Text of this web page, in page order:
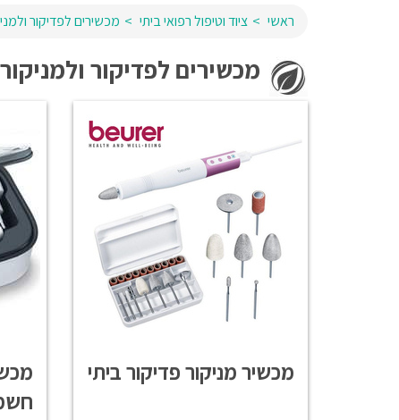
ראשי ציוד וטיפול רפואי ביתי מכשירים לפדיקור
מכשירים לפדיקור ולמניקור
מכשיר מניקור פדיקור ביתי